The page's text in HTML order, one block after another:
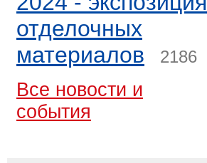
отделочных
материалов
2186
Все новости и
события